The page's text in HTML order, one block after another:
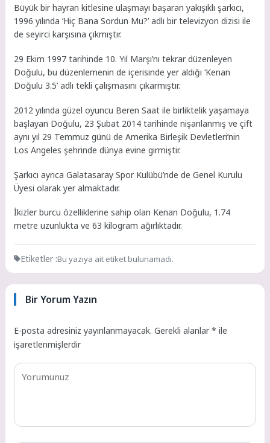
Büyük bir hayran kitlesine ulaşmayı başaran yakışıklı şarkıcı,
1996 yılında ‘Hiç Bana Sordun Mu?’ adlı bir televizyon dizisi ile
de seyirci karşısına çıkmıştır.
29 Ekim 1997 tarihinde 10. Yıl Marşı’nı tekrar düzenleyen
Doğulu, bu düzenlemenin de içerisinde yer aldığı ‘Kenan
Doğulu 3.5’ adlı tekli çalışmasını çıkarmıştır.
2012 yılında güzel oyuncu Beren Saat ile birliktelik yaşamaya
başlayan Doğulu, 23 Şubat 2014 tarihinde nişanlanmış ve çift
aynı yıl 29 Temmuz günü de Amerika Birleşik Devletleri’nin
Los Angeles şehrinde dünya evine girmiştir.
Şarkıcı ayrıca Galatasaray Spor Kulübü’nde de Genel Kurulu
Üyesi olarak yer almaktadır.
İkizler burcu özelliklerine sahip olan Kenan Doğulu, 1.74
metre uzunlukta ve 63 kilogram ağırlıktadır.
Etiketler :Bu yazıya ait etiket bulunamadı.
Bir Yorum Yazın
E-posta adresiniz yayınlanmayacak. Gerekli alanlar* ile
işaretlenmişlerdir